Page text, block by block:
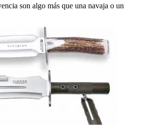
son algo más que una navaja o un